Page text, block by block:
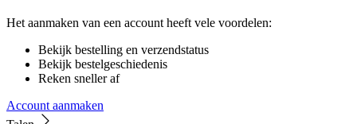
Het aanmaken van een account heeft vele voordelen:
Bekijk bestelling en verzendstatus
Bekijk bestelgeschiedenis
Reken sneller af
Account aanmaken